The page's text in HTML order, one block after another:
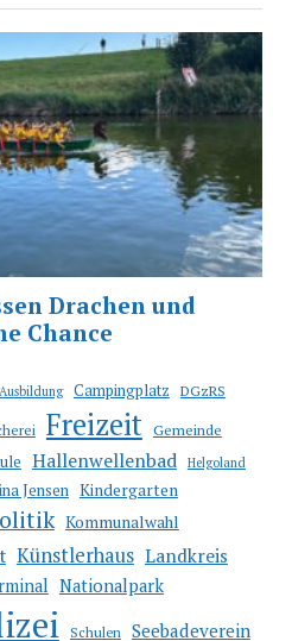
Ausbildung Campingplatz DGzRS
Freizeit Gemeinde
Hallenwellenbad Helgoland
Jensen Kindergarten
Kommunalwahl
Künstlerhaus Landkreis
Nationalpark
Schulen Seebadeverein